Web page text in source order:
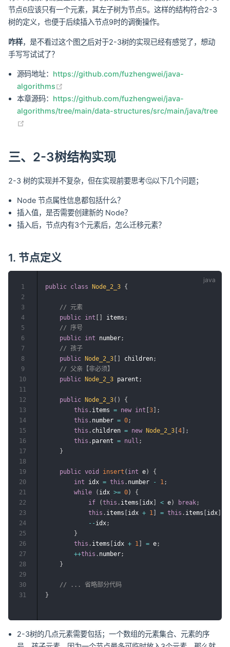
节点6应该只有一个元素，其左子树为节点5。这样的结构符合2-3
树的定义，也便于后续插入节点9时的调衡操作。
咋样，是不看过这个图之后对于2-3树的实现已经有感觉了，想动
手写写试试了？
源码地址： https://github.com/fuzhengwei/java-
algorithms
本章源码： https://github.com/fuzhengwei/java-
algorithms/tree/main/data-structures/src/main/java/tree
三、2-3树结构实现
2-3 树的实现并不复杂，但在实现前要思考🤔以下几个问题；
Node 节点属性信息都包括什么？
插入值，是否需要创建新的 Node？
插入后，节点内有3个元素后，怎么迁移元素？
1. 节点定义
public class Node_2_3 {
// 元素
public int items ;
// 序号
public int number;
// 孩子
public
Node_2_3 children;
// 父亲【非必须】
public
Node_2_3 parent ;
public Node_2_3( )
{
this . items = new int 3
;
this . number = 0;
this . children = new Node_2_3 4
;
this . parent = null ;
}
public void insert ( int e)
{
int idx = this . number - 1;
while
( idx >= 0)
{
if
(this . items idx < e) break;
this . items idx + 1 = this . items idx
-- idx;
}
this . items idx + 1 = e;
++this . number;
}
// ... 省略部分代码
}
1
2
3
4
5
6
7
8
9
10
11
12
13
14
15
16
17
18
19
20
21
22
23
24
25
26
27
28
29
30
31
2-3树的几点元素需要包括；一个数组的元素集合、元素的序